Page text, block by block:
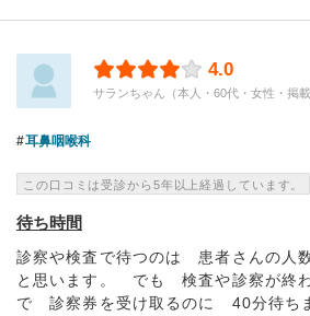
4.0
サランちゃん（本人・60代・女性・掲載
耳鼻咽喉科
この口コミは受診から5年以上経過しています。
待ち時間
診察や検査で待つのは 患者さんの人
と思います。 でも 検査や診察が終
で 診察券を受け取るのに 40分待